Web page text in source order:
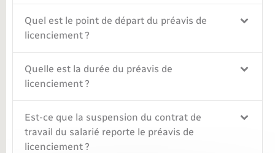
Transports
Voirie et espace public
Quel est le point de départ du préavis de
licenciement ?
Quelle est la durée du préavis de
licenciement ?
Est-ce que la suspension du contrat de
travail du salarié reporte le préavis de
licenciement ?